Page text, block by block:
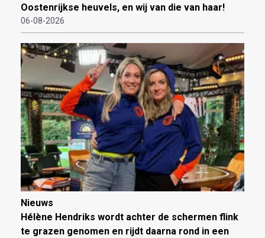
Oostenrijkse heuvels, en wij van die van haar!
06-08-2026
Nieuws
Hélène Hendriks wordt achter de schermen flink
te grazen genomen en rijdt daarna rond in een